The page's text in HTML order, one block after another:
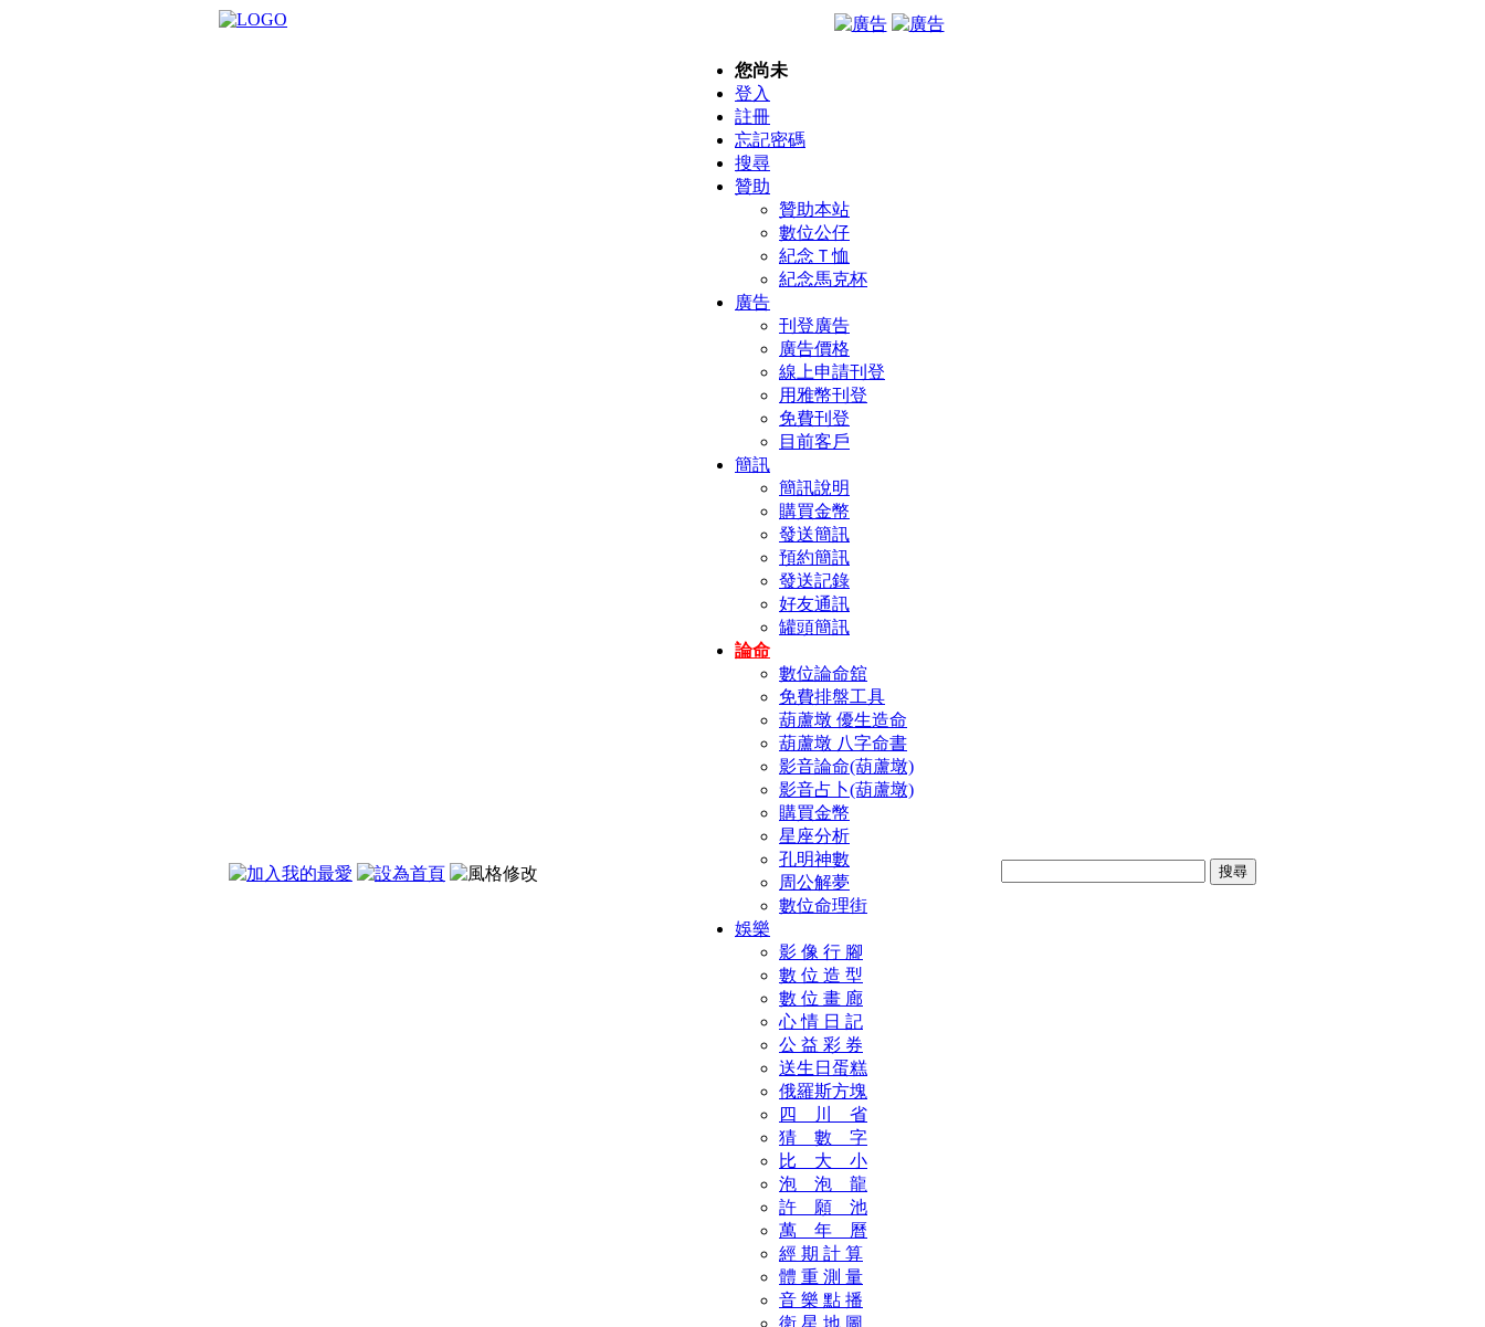
您尚未
登入
註冊
忘記密碼
搜尋
贊助
贊助本站
數位公仔
紀念Ｔ恤
紀念馬克杯
廣告
刊登廣告
廣告價格
線上申請刊登
用雅幣刊登
免費刊登
目前客戶
簡訊
簡訊說明
購買金幣
發送簡訊
預約簡訊
發送記錄
好友通訊
罐頭簡訊
論命
數位論命舘
免費排盤工具
葫蘆墩 優生造命
葫蘆墩 八字命書
影音論命(葫蘆墩)
影音占卜(葫蘆墩)
購買金幣
星座分析
孔明神數
周公解夢
數位命理街
娛樂
影 像 行 腳
數 位 造 型
數 位 畫 廊
心 情 日 記
公 益 彩 券
送生日蛋糕
俄羅斯方塊
四 川 省
猜 數 字
比 大 小
泡 泡 龍
許 願 池
萬 年 曆
經 期 計 算
體 重 測 量
音 樂 點 播
衛 星 地 圖